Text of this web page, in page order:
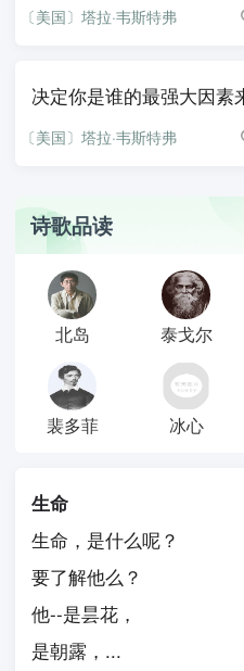
〔美国〕塔拉·韦斯特弗
决定你是谁的最强大因素
〔美国〕塔拉·韦斯特弗
诗歌品读
北岛 泰戈尔
裴多菲 冰心
生命
生命，是什么呢？
要了解他么？
他--是昙花，
是朝露，...